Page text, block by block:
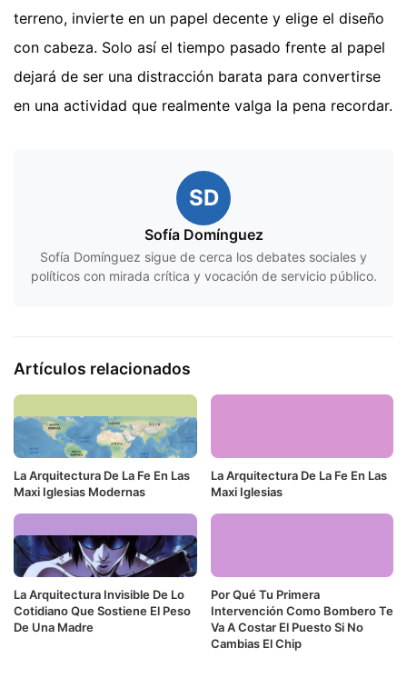
terreno, invierte en un papel decente y elige el diseño
con cabeza. Solo así el tiempo pasado frente al papel
dejará de ser una distracción barata para convertirse
en una actividad que realmente valga la pena recordar.
SD
Sofía Domínguez
Sofía Domínguez sigue de cerca los debates sociales y
políticos con mirada crítica y vocación de servicio público.
Artículos relacionados
La Arquitectura De La Fe En Las
Maxi Iglesias Modernas
La Arquitectura De La Fe En Las
Maxi Iglesias
La Arquitectura Invisible De Lo
Cotidiano Que Sostiene El Peso
De Una Madre
Por Qué Tu Primera
Intervención Como Bombero Te
Va A Costar El Puesto Si No
Cambias El Chip